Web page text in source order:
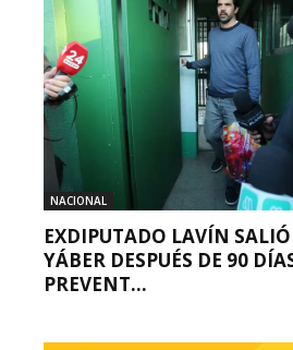
NACIONAL
EXDIPUTADO LAVÍN
YÁBER DESPUÉS DE 90
PREVENT...